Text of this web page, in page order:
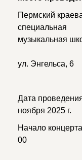
Пермский
специальная
музыкальная
ул. Энгельса, 6
Дата
ноября 2025 г.
Начало
00